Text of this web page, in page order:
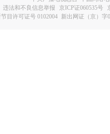
违法和不良信息举报
京ICP证060535号
目许可证号 0102004 新出网证（京）